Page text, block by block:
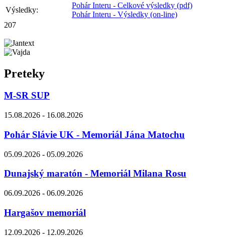
Výsledky:
Pohár Interu - Celkové výsledky (pdf)
Pohár Interu - Výsledky (on-line)
207
Preteky
M-SR SUP
15.08.2026 - 16.08.2026
Pohár Slávie UK - Memoriál Jána Matochu
05.09.2026 - 05.09.2026
Dunajský maratón - Memoriál Milana Rosu
06.09.2026 - 06.09.2026
Hargašov memoriál
12.09.2026 - 12.09.2026